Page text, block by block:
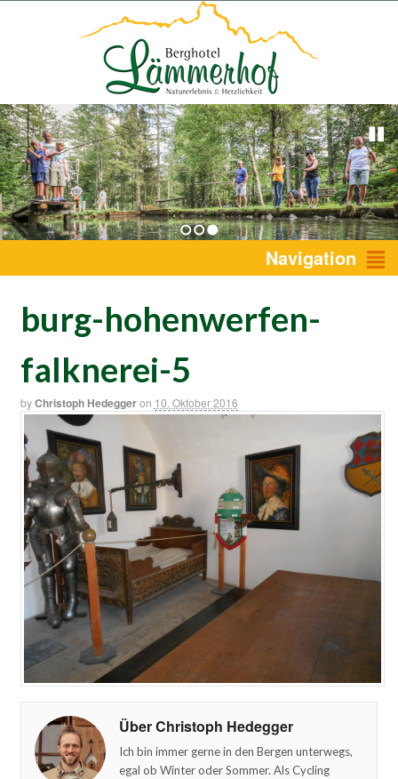
1 2 3 Navigation
burg-hohenwerfen-
falknerei-5
byChristoph Hedeggeron 10. Oktober 2016
Über Christoph Hedegger
Ich bin immer gerne in den Bergen unterwegs,
egal ob Winter oder Sommer. Als Cycling